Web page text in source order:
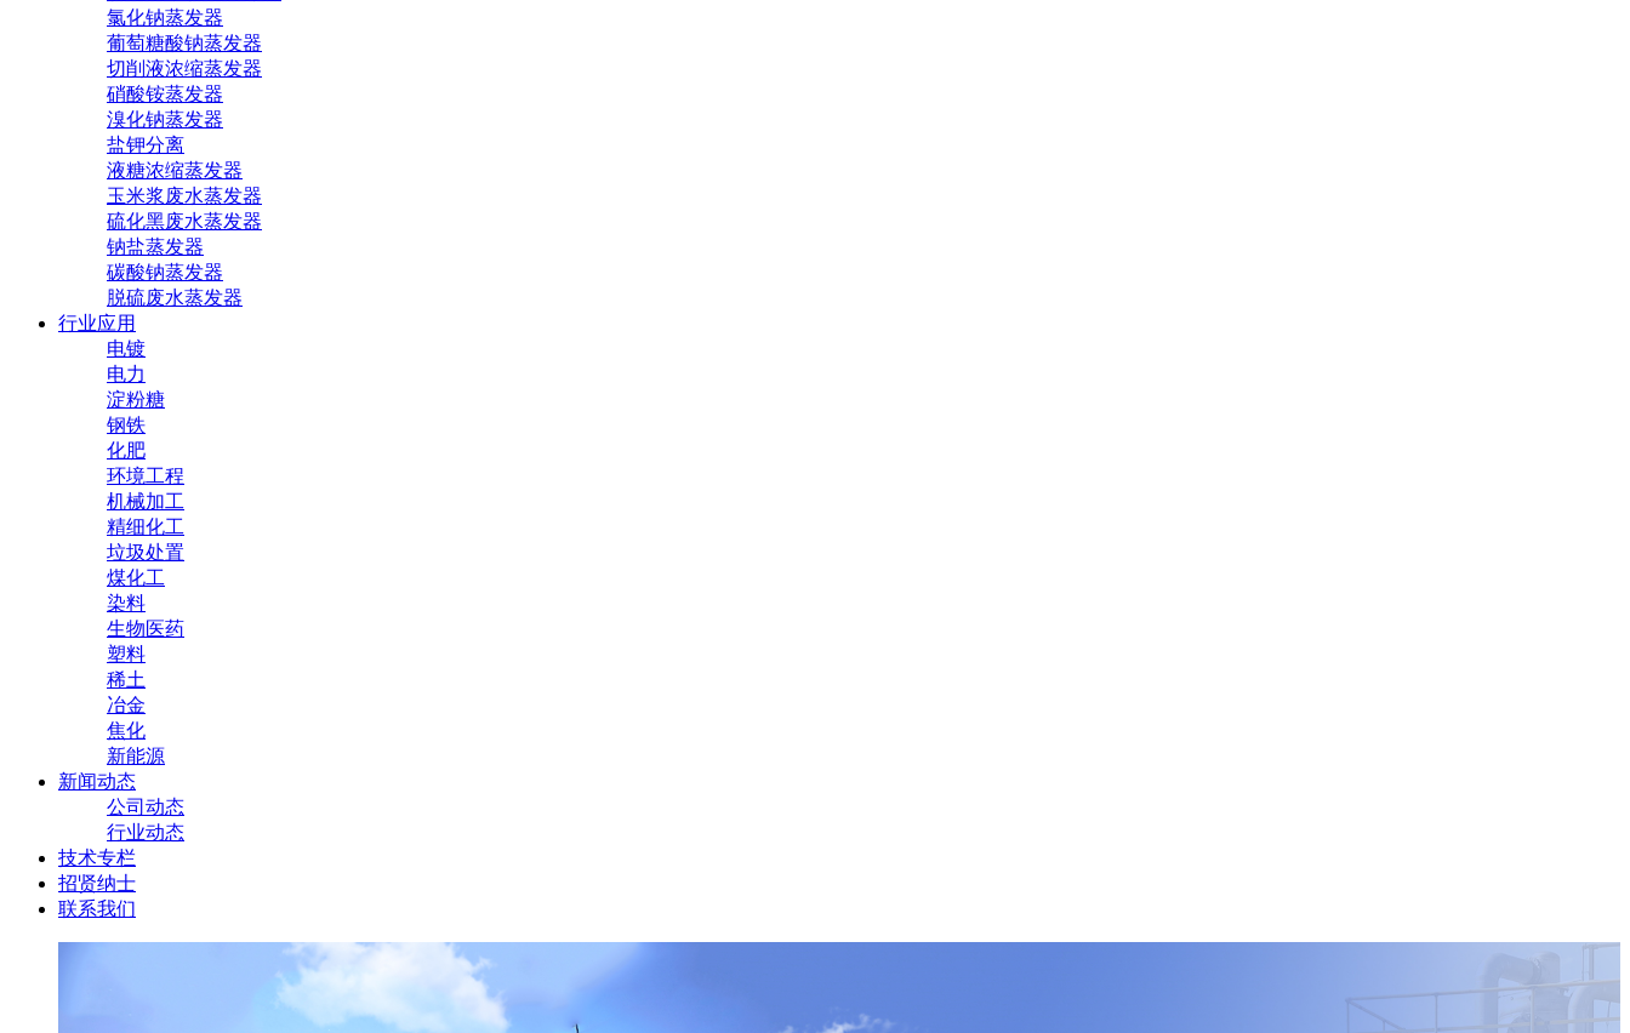
氯化钠蒸发器
葡萄糖酸钠蒸发器
切削液浓缩蒸发器
硝酸铵蒸发器
溴化钠蒸发器
盐钾分离
液糖浓缩蒸发器
玉米浆废水蒸发器
硫化黑废水蒸发器
钠盐蒸发器
碳酸钠蒸发器
脱硫废水蒸发器
行业应用
电镀
电力
淀粉糖
钢铁
化肥
环境工程
机械加工
精细化工
垃圾处置
煤化工
染料
生物医药
塑料
稀土
冶金
焦化
新能源
新闻动态
公司动态
行业动态
技术专栏
招贤纳士
联系我们